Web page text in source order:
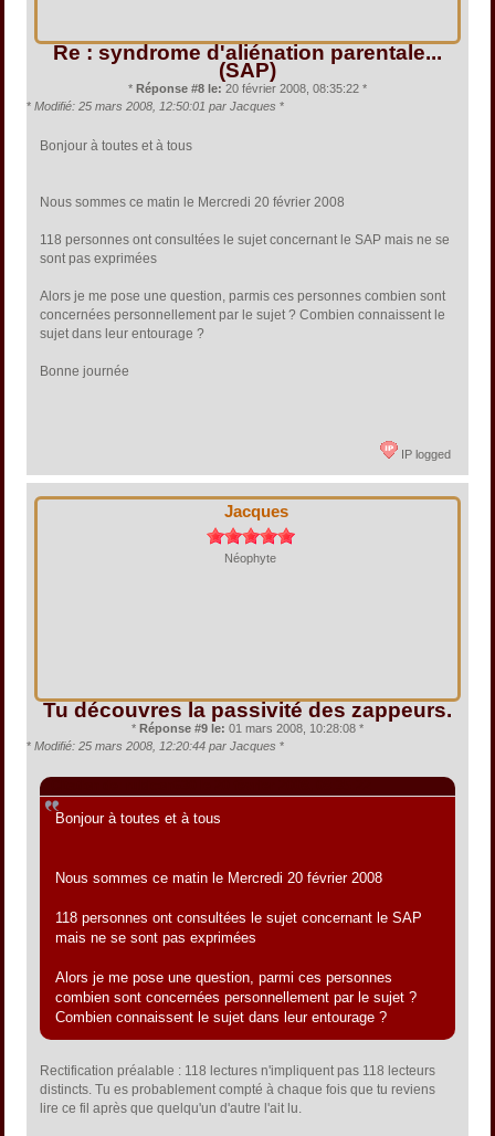
Re : syndrome d'aliénation parentale...
(SAP)
* Réponse #8 le: 20 février 2008, 08:35:22 *
* Modifié: 25 mars 2008, 12:50:01 par Jacques *
Bonjour à toutes et à tous
Nous sommes ce matin le Mercredi 20 février 2008
118 personnes ont consultées le sujet concernant le SAP mais ne se
sont pas exprimées
Alors je me pose une question, parmis ces personnes combien sont
concernées personnellement par le sujet ? Combien connaissent le
sujet dans leur entourage ?
Bonne journée
IP logged
Jacques
Néophyte
Tu découvres la passivité des zappeurs.
* Réponse #9 le: 01 mars 2008, 10:28:08 *
* Modifié: 25 mars 2008, 12:20:44 par Jacques *
Bonjour à toutes et à tous
Nous sommes ce matin le Mercredi 20 février 2008
118 personnes ont consultées le sujet concernant le SAP
mais ne se sont pas exprimées
Alors je me pose une question, parmi ces personnes
combien sont concernées personnellement par le sujet ?
Combien connaissent le sujet dans leur entourage ?
Rectification préalable : 118 lectures n'impliquent pas 118 lecteurs
distincts. Tu es probablement compté à chaque fois que tu reviens
lire ce fil après que quelqu'un d'autre l'ait lu.